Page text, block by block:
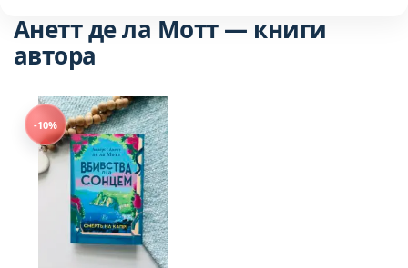
Анетт де ла Мотт — книги
автора
-10%